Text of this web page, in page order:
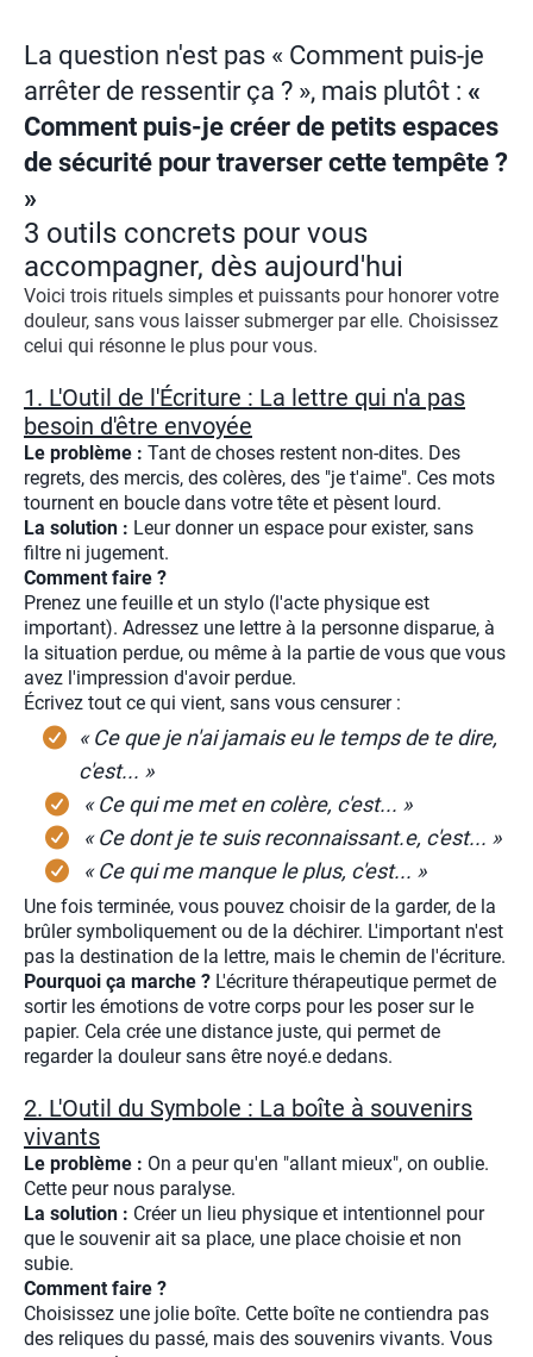
La question n'est pas « Comment puis-je
arrêter de ressentir ça ? », mais plutôt : «
Comment puis-je créer de petits espaces
de sécurité pour traverser cette tempête ?
»
3 outils concrets pour vous
accompagner, dès aujourd'hui
Voici trois rituels simples et puissants pour honorer votre
douleur, sans vous laisser submerger par elle. Choisissez
celui qui résonne le plus pour vous.
1. L'Outil de l'Écriture : La lettre qui n'a pas
besoin d'être envoyée
Le problème : Tant de choses restent non-dites. Des
regrets, des mercis, des colères, des "je t'aime". Ces mots
tournent en boucle dans votre tête et pèsent lourd.
La solution : Leur donner un espace pour exister, sans
filtre ni jugement.
Comment faire ?
Prenez une feuille et un stylo (l'acte physique est
important). Adressez une lettre à la personne disparue, à
la situation perdue, ou même à la partie de vous que vous
avez l'impression d'avoir perdue.
Écrivez tout ce qui vient, sans vous censurer :
« Ce que je n'ai jamais eu le temps de te dire,
c'est... »
« Ce qui me met en colère, c'est... »
« Ce dont je te suis reconnaissant.e, c'est... »
« Ce qui me manque le plus, c'est... »
Une fois terminée, vous pouvez choisir de la garder, de la
brûler symboliquement ou de la déchirer. L'important n'est
pas la destination de la lettre, mais le chemin de l'écriture.
Pourquoi ça marche ? L'écriture thérapeutique permet de
sortir les émotions de votre corps pour les poser sur le
papier. Cela crée une distance juste, qui permet de
regarder la douleur sans être noyé.e dedans.
2. L'Outil du Symbole : La boîte à souvenirs
vivants
Le problème : On a peur qu'en "allant mieux", on oublie.
Cette peur nous paralyse.
La solution : Créer un lieu physique et intentionnel pour
que le souvenir ait sa place, une place choisie et non
subie.
Comment faire ?
Choisissez une jolie boîte. Cette boîte ne contiendra pas
des reliques du passé, mais des souvenirs vivants. Vous